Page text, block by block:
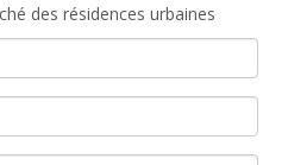
des résidences urbaines